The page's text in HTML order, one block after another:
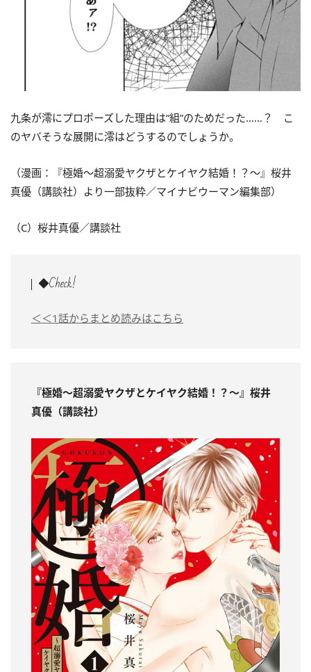
九条が澪にプロポーズした理由は“組”のためだった……？ こ
のヤバそうな展開に澪はどうするのでしょうか。
（漫画：『極婚～超溺愛ヤクザとケイヤク結婚！？～』桜井
真優（講談社）より一部抜粋／マイナビウーマン編集部）
（C）桜井真優／講談社
◆Check!
＜＜1話からまとめ読みはこちら
『極婚～超溺愛ヤクザとケイヤク結婚！？～』桜井
真優（講談社）